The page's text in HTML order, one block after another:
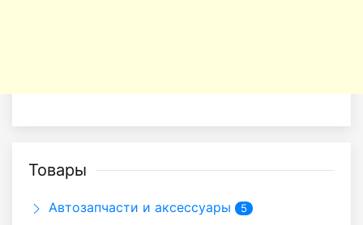
Товары
Автозапчасти и аксессуары 5